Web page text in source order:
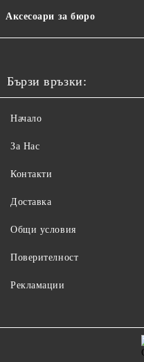
Аксесоари за бюро
Бързи връзки:
Начало
За Нас
Контакти
Доставка
Общи условия
Поверителност
Рекламации